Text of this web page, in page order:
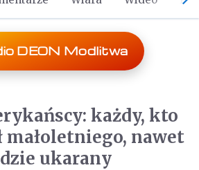
DEON Modlitwa
każdy, kto
małoletniego, nawet
ukarany